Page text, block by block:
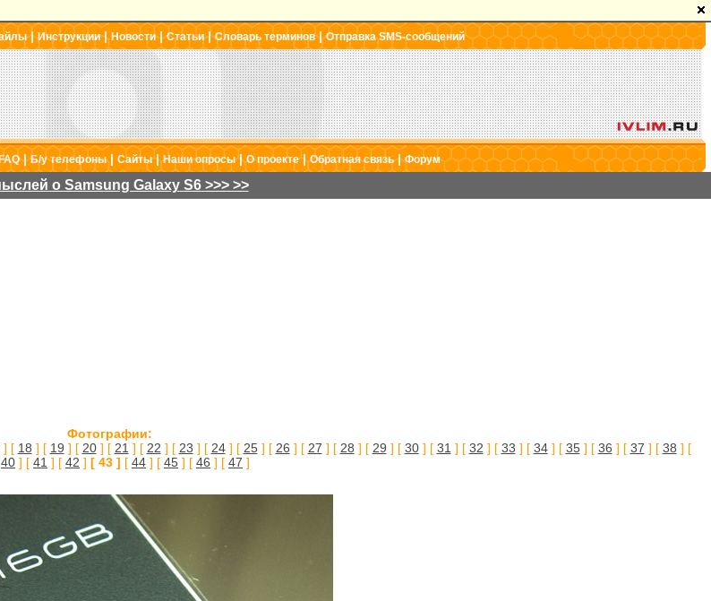
|Инструкции| Новости|Статьи|Словарь терминов|Отправка SMS-сообщений
|Б/у телефоны| Сайты|Наши опросы|О проекте|Обратная связь|Форум
о Samsung Galaxy S6 >>> >>
Фотографии:
] [ 18 ] [ 19 ] [ 20] [ 21 ] [ 22 ] [ 23 ] [ 24] [ 25] [ 26 ] [ 27 ] [ 28 ] [ 29 ] [ 30] [ 31 ] [ 32 ] [ 33 ] [ 34] [ 35] [ 36 ] [ 37 ] [ 38 ] [
40 ] [ 41 ] [ 42 ] [ 43 ] [ 44 ] [ 45 ] [ 46 ] [ 47 ]